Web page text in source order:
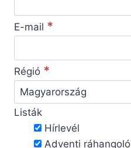
E-mail *
Régió *
Listák
Hírlevél
Adventi ráhangoló